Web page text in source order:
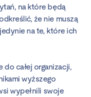
na które będą
że nie muszą
na te, które ich
całej organizacji,
wyższego
wypełnili swoje